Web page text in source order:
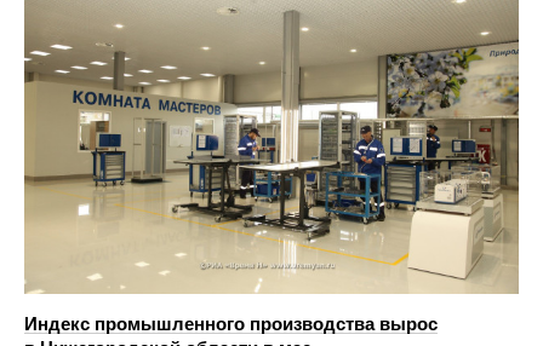
Индекс промышленного производства вырос